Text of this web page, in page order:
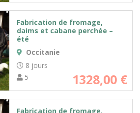
Fabrication de fromage,
daims et cabane perchée –
été
Occitanie
8 jours
5
1328,00 €
Fabrication de fromage,